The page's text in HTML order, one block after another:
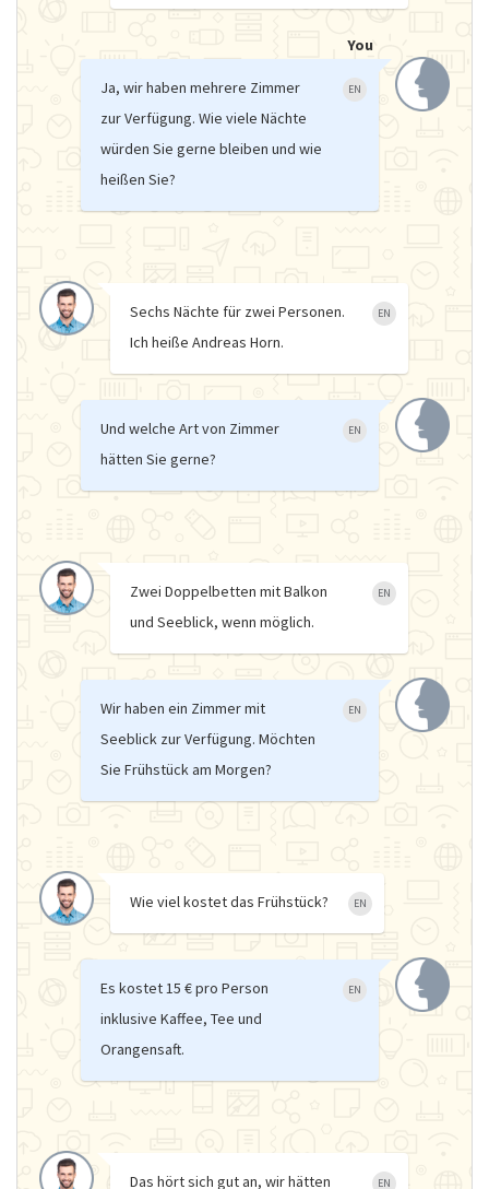
You
Ja, wir haben mehrere Zimmer
zur Verfügung. Wie viele Nächte
würden Sie gerne bleiben und wie
heißen Sie?
EN
Sechs Nächte für zwei Personen.
Ich heiße Andreas Horn.
EN
Und welche Art von Zimmer
hätten Sie gerne?
EN
Zwei Doppelbetten mit Balkon
und Seeblick, wenn möglich.
EN
Wir haben ein Zimmer mit
Seeblick zur Verfügung. Möchten
Sie Frühstück am Morgen?
EN
Wie viel kostet das Frühstück? EN
Es kostet 15 € pro Person
inklusive Kaffee, Tee und
Orangensaft.
EN
Das hört sich gut an, wir hätten
EN